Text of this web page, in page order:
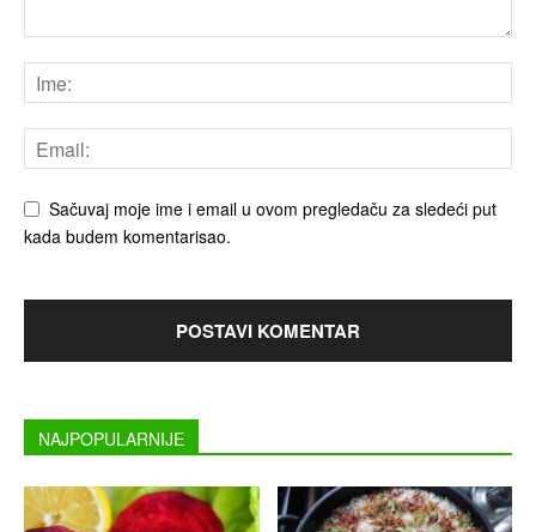
Sačuvaj moje ime i email u ovom pregledaču za sledeći put
kada budem komentarisao.
NAJPOPULARNIJE